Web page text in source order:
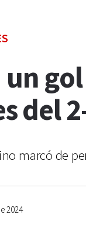
un
del
marcó de
2024